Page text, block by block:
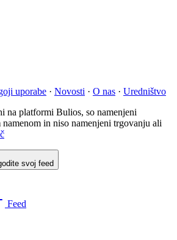
uporabe · Novosti · O nas · Uredništvo
na platformi Bulios, so namenjeni
in niso namenjeni trgovanju ali
svoj feed
Feed